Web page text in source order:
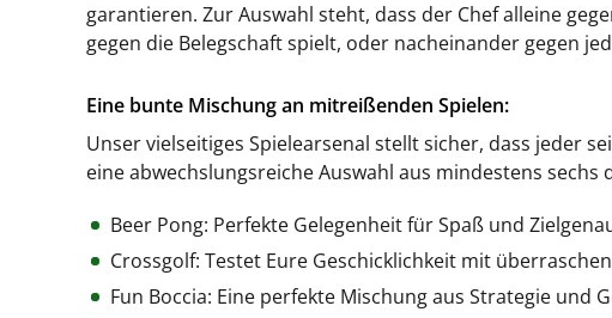
garantieren. Zur Auswahl steht, dass der Chef alleine
gegen die Belegschaft spielt, oder nacheinander gegen
Eine bunte Mischung an mitreißenden Spielen:
Unser vielseitiges Spielearsenal stellt sicher, dass jeder
eine abwechslungsreiche Auswahl aus mindestens sechs
Beer Pong: Perfekte Gelegenheit für Spaß und
Crossgolf: Testet Eure Geschicklichkeit mit
Fun Boccia: Eine perfekte Mischung aus Strategie und